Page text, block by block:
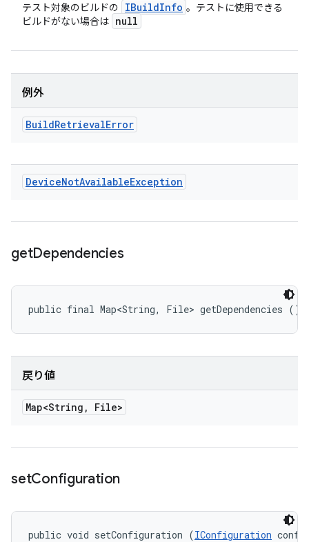
テスト対象のビルドの IBuildInfo 。テストに使用できる
ビルドがない場合は null
例外
BuildRetrievalError
DeviceNotAvailableException
getDependencies
public final Map<String, File> getDependencies ()
戻り値
Map<String , File>
setConfiguration
public void setConfiguration (IConfiguration